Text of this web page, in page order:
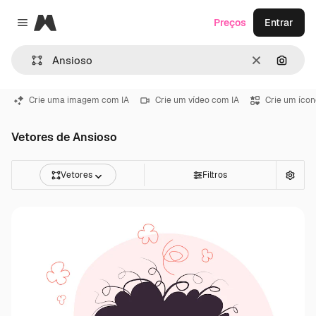
Close menu
Magnific
Limpar
Preços Entrar
Crie uma imagem com IA Crie um vídeo com IA Crie um
Vetores de Ansioso
Vetores Filtros